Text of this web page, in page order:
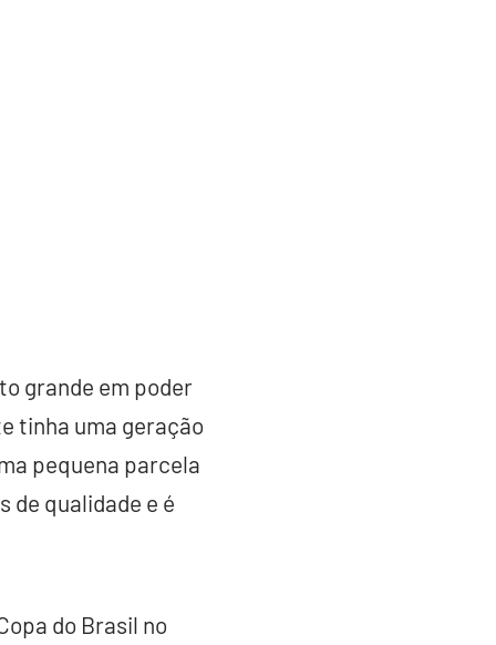
grande em poder
tinha uma geração
pequena parcela
de qualidade e é
do Brasil no